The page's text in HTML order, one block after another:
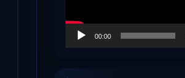
00:00